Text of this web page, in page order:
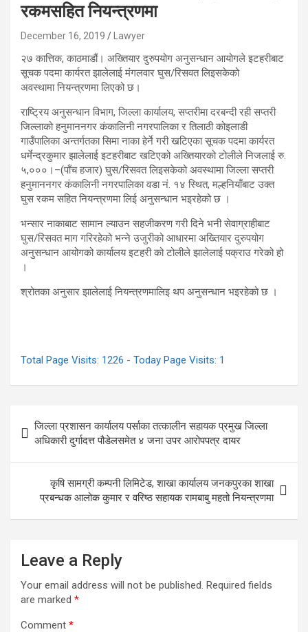
रकमसहित नियन्त्रणमा
December 16, 2019 Lawyer
२७ कात्तिक, काठमाडौं। अख्तियार दुरुपयोग अनुसन्धान आयोगले इटहरीबाट
सूचक पदमा कार्यरत झालेलाई मंगलवार घुस/रिसवत लिइसकेको
अवस्थामा नियन्त्रणमा लिएको छ।
राष्ट्रिय अनुसन्धान विभाग, जिल्ला कार्यालय, सप्तरीमा दरबन्दी रही सप्तरी
जिल्लाको हनुमाननगर कंकालिनी नगरपालिका र तिलाठी कोइलाडी
गाउँपालिका अन्तर्गतका सिमा नाका हेर्ने गरी खटिएका सूचक पदमा कार्यरत
धर्मेन्द्रकुमार झालेलाई इटहरीबाट खटिएको अख्तियारको टोलीले निजलाई रु.
५,०००।–(पाँच हजार) घुस/रिसवत लिइसकेको अवस्थामा जिल्ला सप्तरी
हनुमाननगर कंकालिनी नगरपालिका वडा नं. १४ स्थित, मल्हनियाँबाट उक्त
घुस रकम सहित नियन्त्रणमा लिई अनुसन्धान भइरहेको छ ।
भन्सार नाकाबाट सामान ल्याउन सहजीकरण गरी दिने भनी सेवाग्राहीबाट
घुस/रिसवत माग गरिरहेको भन्ने उजुरीको आधारमा अख्तियार दुरुपयोग
अनुसन्धान आयोगको कार्यालय इटहरी को टोलीले झालेलाई पक्राउ गरेको हो
।
श्रोतका अनुसार झालेलाई नियन्त्रणमालिइ थप अनुसन्धान भइरहेको छ ।
Total Page Visits: 1226 - Today Page Visits: 1
Post
navigation
जिल्ला प्रशासन कार्यालय पर्साका तत्कालीन सहायक प्रमुख जिल्ला
अधिकारी दुर्गादत्त पौडेलसमेत ४ जना उपर आरोपपत्र दायर
कृषि सामग्री कम्पनी लिमिटेड, शाखा कार्यालय जनकपुरका शाखा
प्रबन्धक आलोक कुमार र वरिष्ठ सहायक रामबाबु महतो नियन्त्रणमा
Leave a Reply
Your email address will not be published. Required fields
are marked *
Comment *